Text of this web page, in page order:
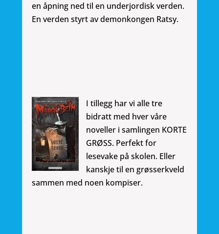
en åpning ned til en underjordisk verden.
En verden styrt av demonkongen Ratsy.
I tillegg har vi alle tre
bidratt med hver våre
noveller i samlingen KORTE
GRØSS. Perfekt for
lesevake på skolen. Eller
kanskje til en grøsserkveld
sammen med noen kompiser.